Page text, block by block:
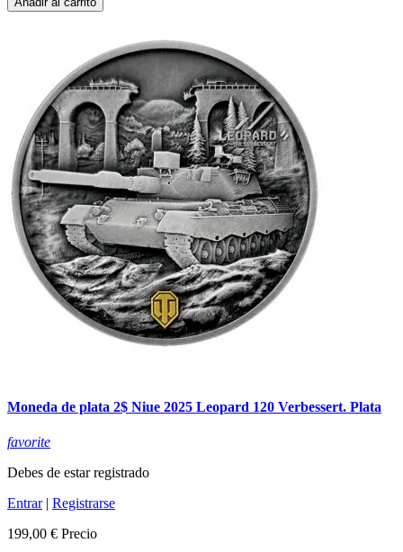
Moneda de plata 2$ Niue 2025 Leopard 120 Verbessert. Plata
favorite
Debes de estar registrado
Entrar| Registrarse
199,00 € Precio